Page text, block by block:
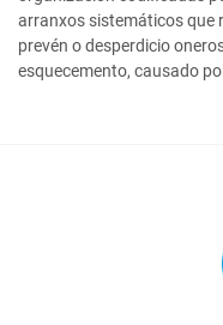
arranxos sistemáticos que
prevén o desperdicio
esquecemento, causado